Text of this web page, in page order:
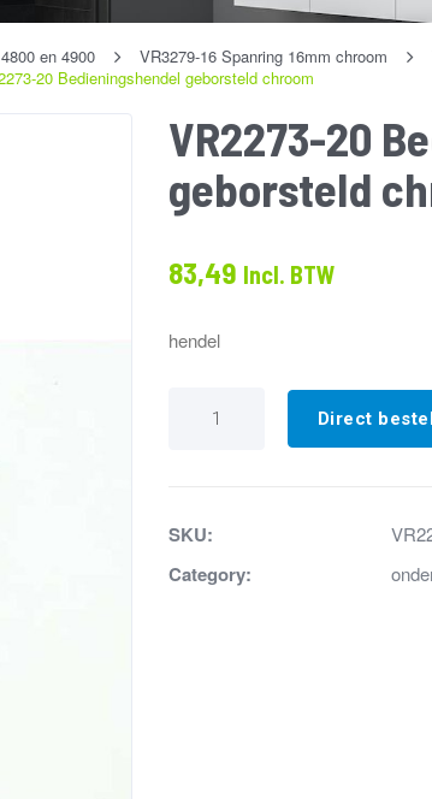
en 4900 VR3279-16 Spanring 16mm chroom
20 Bedieningshendel geborsteld chroom
VR2273-20
geborsteld
83,49 Incl. BTW
hendel
Bedieningshendel
Direct
SKU:
Category: